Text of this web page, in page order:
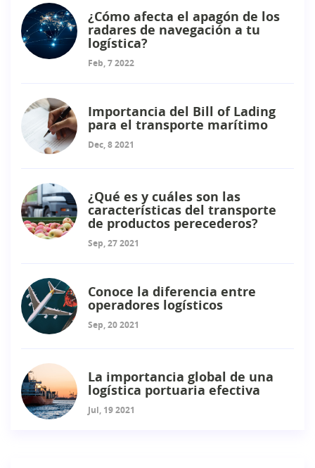
¿Cómo afecta el apagón de los
radares de navegación a tu
logística?
Feb, 7 2022
Importancia del Bill of Lading
para el transporte marítimo
Dec, 8 2021
¿Qué es y cuáles son las
características del transporte
de productos perecederos?
Sep, 27 2021
Conoce la diferencia entre
operadores logísticos
Sep, 20 2021
La importancia global de una
logística portuaria efectiva
Jul, 19 2021